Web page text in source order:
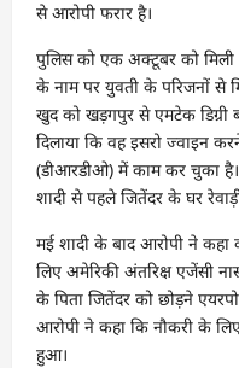
से आरोपी फरार है।
पुलिस को एक अक्टूबर को मिली
के नाम पर युवती के परिजनों से
खुद को खड़गपुर से एमटेक डिग्री
दिलाया कि वह इसरो ज्वाइन
(डीआरडीओ) में काम कर चुका है।
शादी से पहले जितेंदर के घर
मई शादी के बाद आरोपी ने कहा
लिए अमेरिकी अंतरिक्ष एजेंसी
के पिता जितेंदर को छोड़ने
आरोपी ने कहा कि नौकरी के
हुआ।